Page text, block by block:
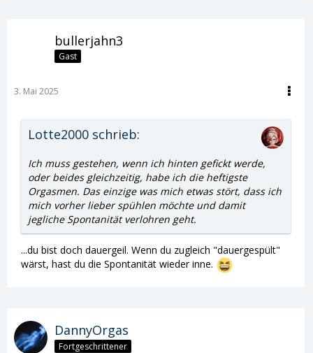
bullerjahn3
Gast
3. Mai 2025
Lotte2000 schrieb:
Ich muss gestehen, wenn ich hinten gefickt werde,
oder beides gleichzeitig, habe ich die heftigste
Orgasmen. Das einzige was mich etwas stört, dass ich
mich vorher lieber spühlen möchte und damit
jegliche Spontanität verlohren geht.
...du bist doch dauergeil. Wenn du zugleich "dauergespült"
wärst, hast du die Spontanität wieder inne.
DannyOrgas
Fortgeschrittener